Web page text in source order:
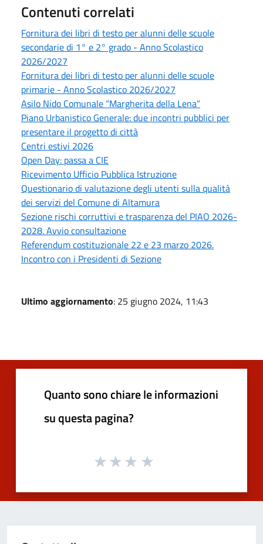
Contenuti correlati
Fornitura dei libri di testo per alunni delle scuole
secondarie di 1° e 2° grado - Anno Scolastico
2026/2027
Fornitura dei libri di testo per alunni delle scuole
primarie - Anno Scolastico 2026/2027
Asilo Nido Comunale “Margherita della Lena”
Piano Urbanistico Generale: due incontri pubblici per
presentare il progetto di città
Centri estivi 2026
Open Day: passa a CIE
Ricevimento Ufficio Pubblica Istruzione
Questionario di valutazione degli utenti sulla qualità
dei servizi del Comune di Altamura
Sezione rischi corruttivi e trasparenza del PIAO 2026-
2028. Avvio consultazione
Referendum costituzionale 22 e 23 marzo 2026.
Incontro con i Presidenti di Sezione
Ultimo aggiornamento: 25 giugno 2024, 11:43
Quanto sono chiare le informazioni
su questa pagina?